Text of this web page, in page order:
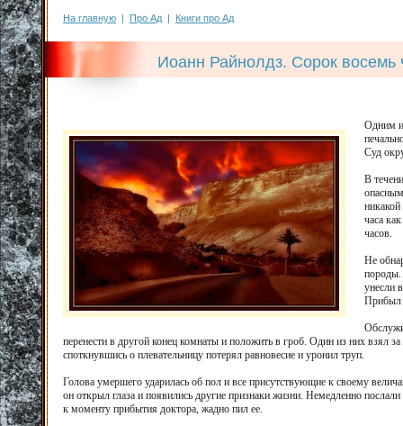
На главную | Про Ад | Книги про Ад
Иоанн Райнолдз. Сорок восемь
Одним
Суд
В
часа
часов.
Не
породы.
унесли
Прибыл
перенести в другой конец комнаты и положить в гроб. Один из них взял
споткнувшись о плевательницу потерял равновесие и уронил труп.
Голова умершего ударилась об пол и все присутствующие к своему
он открыл глаза и появились другие признаки жизни. Немедленно
к моменту прибытия доктора, жадно пил ее.